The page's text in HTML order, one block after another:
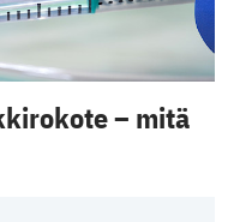
– mitä